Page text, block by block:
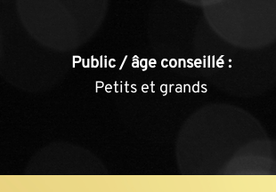
Public / âge conseillé :
Petits et grands